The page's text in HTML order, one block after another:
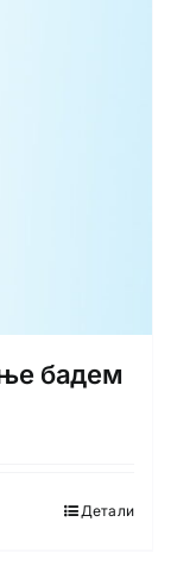
бадем
Детали